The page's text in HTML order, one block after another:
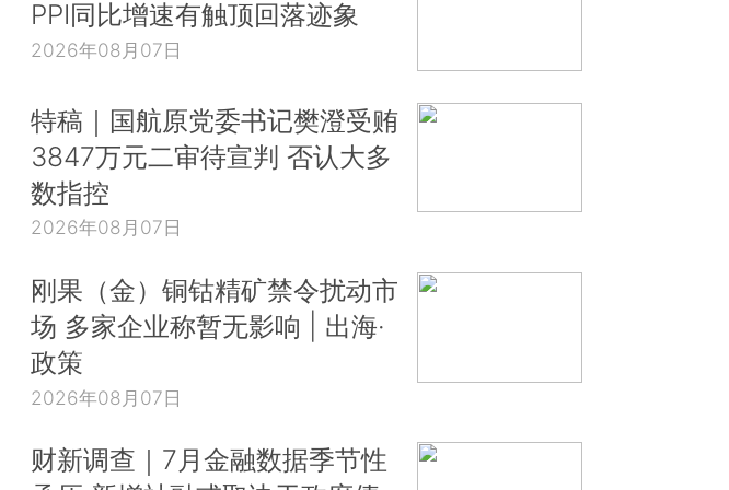
PPI同比增速有触顶回落迹象
2026年08月07日
特稿｜国航原党委书记樊澄受贿
3847万元二审待宣判 否认大多
数指控
2026年08月07日
刚果（金）铜钴精矿禁令扰动市
场 多家企业称暂无影响 | 出海·
政策
2026年08月07日
财新调查｜7月金融数据季节性